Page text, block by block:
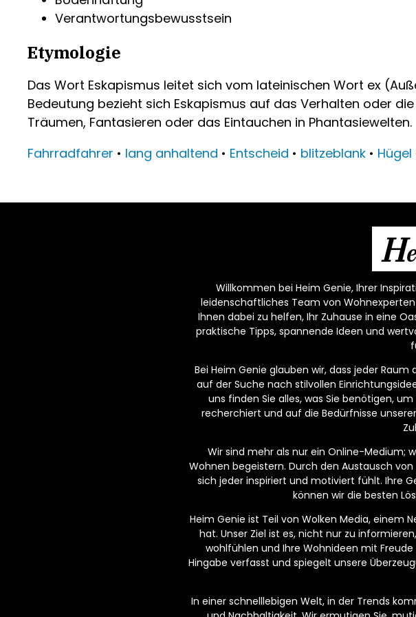
Verantwortungsbewusstsein
Etymologie
Das Wort Eskapismus leitet sich vom lateinischen Wort ex
Bedeutung bezieht sich Eskapismus auf das Verhalten oder
Träumen, Fantasieren oder das Eintauchen in Phantasiewelten.
Fahrradfahrer • lang anhaltend • Entscheid • blitzeblank • Hügel
H
Willkommen bei Heim Genie, Ihrer
leidenschaftliches Team von
Ihnen dabei zu helfen, Ihr Zuhause in eine
praktische Tipps, spannende Ideen und
Bei Heim Genie glauben wir, dass jeder Raum
auf der Suche nach stilvollen
uns finden Sie alles, was Sie benötigen,
recherchiert und auf die Bedürfnisse
Wir sind mehr als nur ein Online-Medium;
Wohnen begeistern. Durch den Austausch
sich jeder inspiriert und motiviert fühlt. Ihre
können wir die besten
Heim Genie ist Teil von Wolken Media, einem
hat. Unser Ziel ist es, nicht nur zu
wohlfühlen und Ihre Wohnideen mit
Hingabe verfasst und spiegelt unsere
In einer schnelllebigen Welt, in der Trends